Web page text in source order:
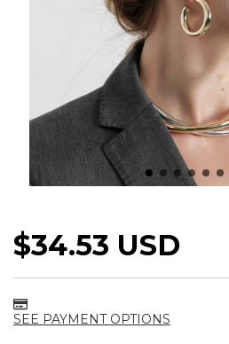
$34.53 USD
SEE PAYMENT OPTIONS